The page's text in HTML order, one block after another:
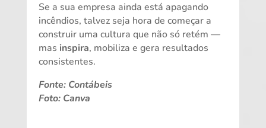
Se a sua empresa ainda está apagando
incêndios, talvez seja hora de começar a
construir uma cultura que não só retém —
mas inspira, mobiliza e gera resultados
consistentes.
Fonte: Contábeis
Foto: Canva